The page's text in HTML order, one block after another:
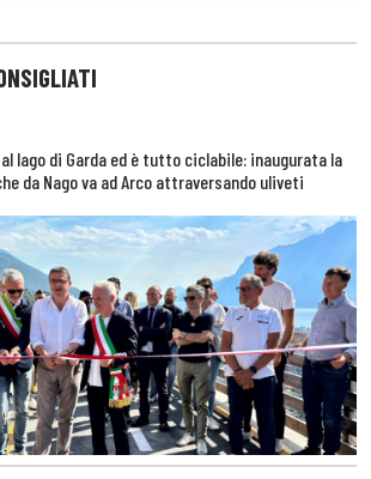
lago di Garda ed è tutto ciclabile: inaugurata la
da Nago va ad Arco attraversando uliveti